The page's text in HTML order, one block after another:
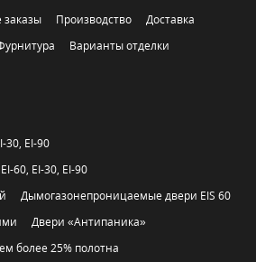
Производство
Доставка
Варианты отделки
30, EI-90
60, EI-30, EI-90
Дымогазонепроницаемые двери EIS 60
Двери «Антипаника»
более 25% полотна